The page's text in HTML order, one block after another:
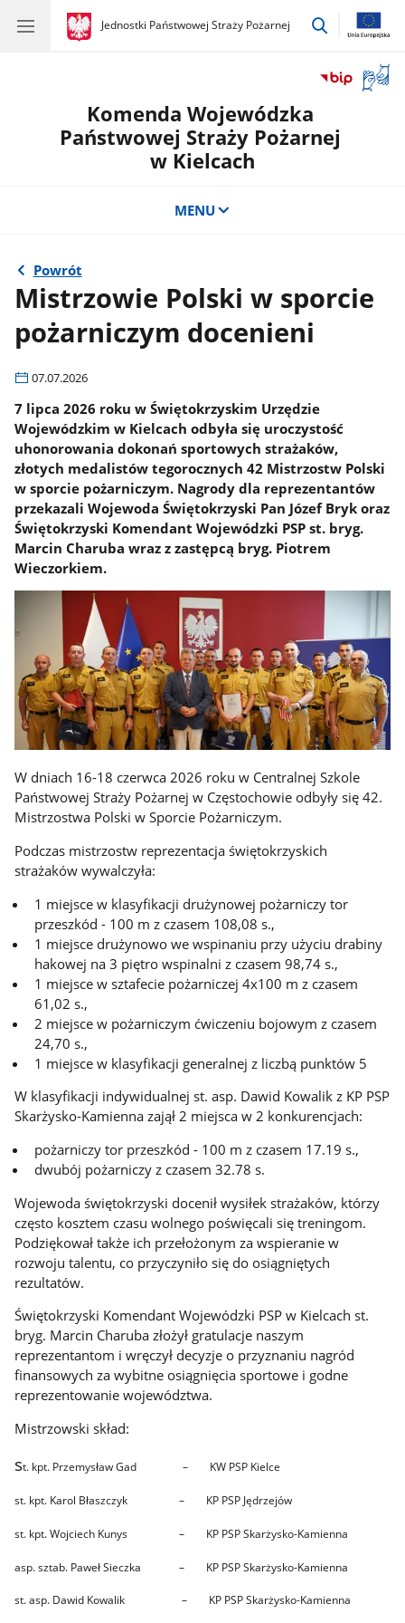
gov.pl
Jednostki Państwowej Straży Pożarnej
gov.pl
Jednostki
przejdź
okno
Komenda Wojewódzka
Państwowej Straży Pożarnej
w Kielcach
MENU
Powrót
Mistrzowie Polski w sporcie
pożarniczym docenieni
07.07.2026
7 lipca 2026 roku w Świętokrzyskim Urzędzie
Wojewódzkim w Kielcach odbyła się uroczystość
uhonorowania dokonań sportowych strażaków,
złotych medalistów tegorocznych 42 Mistrzostw Polski
w sporcie pożarniczym. Nagrody dla reprezentantów
przekazali Wojewoda Świętokrzyski Pan Józef Bryk oraz
Świętokrzyski Komendant Wojewódzki PSP st. bryg.
Marcin Charuba wraz z zastępcą bryg. Piotrem
Wieczorkiem.
W dniach 16-18 czerwca 2026 roku w Centralnej Szkole
Państwowej Straży Pożarnej w Częstochowie odbyły się 42.
Mistrzostwa Polski w Sporcie Pożarniczym.
Podczas mistrzostw reprezentacja świętokrzyskich
strażaków wywalczyła:
1 miejsce w klasyfikacji drużynowej pożarniczy tor
przeszkód - 100 m z czasem 108,08 s.,
1 miejsce drużynowo we wspinaniu przy użyciu drabiny
hakowej na 3 piętro wspinalni z czasem 98,74 s.,
1 miejsce w sztafecie pożarniczej 4x100 m z czasem
61,02 s.,
2 miejsce w pożarniczym ćwiczeniu bojowym z czasem
24,70 s.,
1 miejsce w klasyfikacji generalnej z liczbą punktów 5
W klasyfikacji indywidualnej st. asp. Dawid Kowalik z KP PSP
Skarżysko-Kamienna zajął 2 miejsca w 2 konkurencjach:
pożarniczy tor przeszkód - 100 m z czasem 17.19 s.,
dwubój pożarniczy z czasem 32.78 s.
Wojewoda świętokrzyski docenił wysiłek strażaków, którzy
często kosztem czasu wolnego poświęcali się treningom.
Podziękował także ich przełożonym za wspieranie w
rozwoju talentu, co przyczyniło się do osiągniętych
rezultatów.
Świętokrzyski Komendant Wojewódzki PSP w Kielcach st.
bryg. Marcin Charuba złożył gratulacje naszym
reprezentantom i wręczył decyzje o przyznaniu nagród
finansowych za wybitne osiągnięcia sportowe i godne
reprezentowanie województwa.
Mistrzowski skład:
st. kpt. Przemysław Gad – KW PSP Kielce
st. kpt. Karol Błaszczyk – KP PSP Jędrzejów
st. kpt. Wojciech Kunys – KP PSP Skarżysko-Kamienna
asp. sztab. Paweł Sieczka – KP PSP Skarżysko-Kamienna
st. asp. Dawid Kowalik – KP PSP Skarżysko-Kamienna